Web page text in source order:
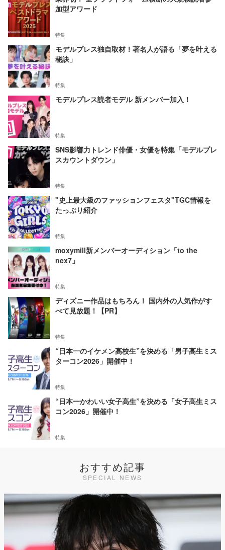
加型アワード
特集
モデルプレス独自取材！著名人が語る「夢を叶える
秘訣」
特集
モデルプレス読者モデル 新メンバー加入！
特集
SNS影響力トレンド俳優・女優を特集「モデルプレ
スカウントダウン」
特集
"史上最大級のファッションフェスタ"TGC情報を
たっぷり紹介
特集
moxymill新メンバーオーディション「to the
nex7」
特集
ディズニー作品はもちろん！ 国内外の人気作がす
べて見放題！【PR】
特集
“日本一のイケメン高校生”を決める「男子高生ミス
ターコン2026」開催中！
特集
“日本一かわいい女子高生”を決める「女子高生ミス
コン2026」開催中！
特集
おすすめ記事
SPECIAL NEWS